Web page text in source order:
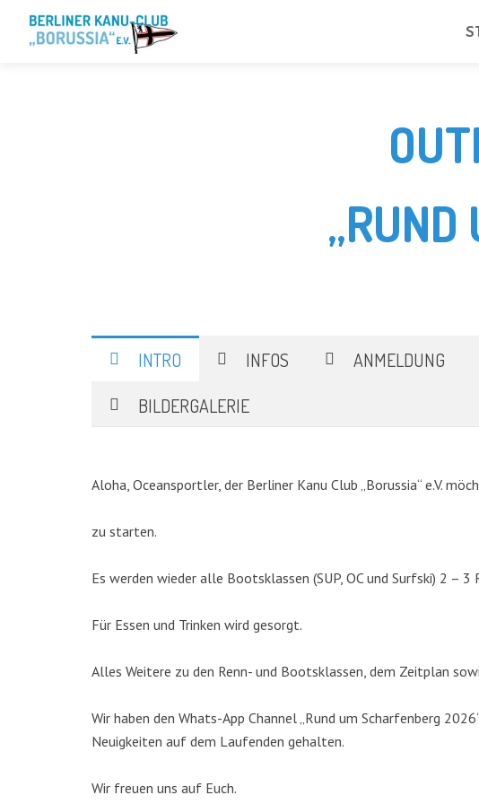
„RUND
INTRO INFOS ANMELDUNG
BILDERGALERIE
Aloha, Oceansportler, der Berliner Kanu Club „Borussia“ e.V.
zu starten.
Es werden wieder alle Bootsklassen (SUP, OC und Surfski) 2 –
Für Essen und Trinken wird gesorgt.
Alles Weitere zu den Renn- und Bootsklassen, dem Zeitplan
Wir haben den Whats-App Channel „Rund um Scharfenberg
Neuigkeiten auf dem Laufenden gehalten.
Wir freuen uns auf Euch.
Aktuell(48)
Drachenboot(47)
Kanu-Rennsport(13)
nach: